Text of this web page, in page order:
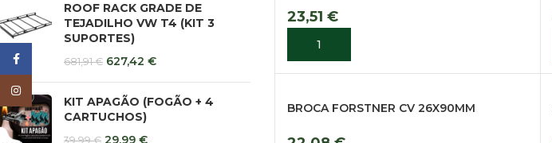
ROOF RACK GRADE DE
TEJADILHO VW T4 (KIT 3
SUPORTES)
681,91€ 627,42 €
KIT APAGÃO (FOGÃO + 4
CARTUCHOS)
39,99€ 29,99 €
23,51 €
ADICIONAR
BROCA FORSTNER CV 26X90MM
Facebook